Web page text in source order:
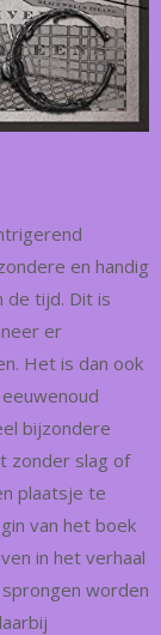
en handig
de tijd. Dit is
er
Het is dan ook
bijzondere
zonder slag of
plaatsje te
van het boek
in het verhaal
worden